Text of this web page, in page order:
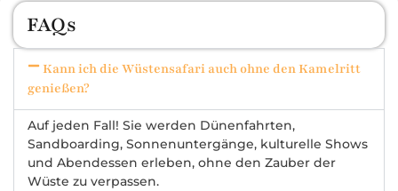
FAQs
Kann ich die Wüstensafari auch ohne den Kamelritt
genießen?
Auf jeden Fall! Sie werden Dünenfahrten,
Sandboarding, Sonnenuntergänge, kulturelle Shows
und Abendessen erleben, ohne den Zauber der
Wüste zu verpassen.